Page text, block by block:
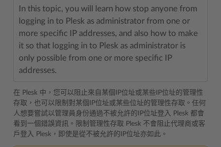
In this topic, you will learn how stop anyone from
logging in to Plesk as administrator from one or
more specific IP addresses, and also how to make
it so that logging in to Plesk as administrator is
only possible from one or more specific IP
addresses.
在 Plesk 中，您可以阻止來自某個IP位址或某些IP位址的管理性
存取，也可以限制對某個IP位址或某些位址的管理性存取。任何
人想要嘗試以管理員身份通過不被允許的IP位址登入 Plesk 都會
看到一個錯誤資訊。限制管理性存取 Plesk 不會阻止代理商或客
戶登入 Plesk，即使是從不被允許的IP位址亦如此。